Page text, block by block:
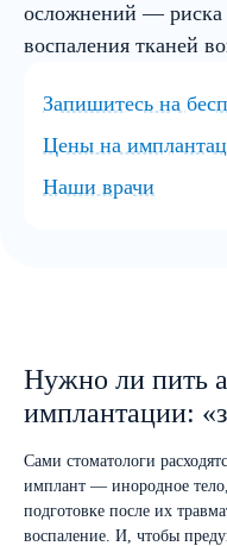
осложнений — риска
воспаления тканей
Запишитесь на
Цены на
Наши врачи
Нужно ли пить
имплантации:
Сами стоматологи
имплант — инородное
подготовке после их
воспаление. И, чтобы